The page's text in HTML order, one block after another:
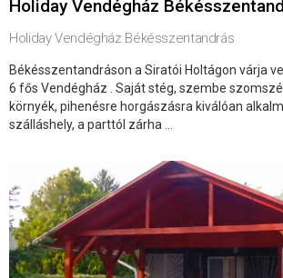
Holiday Vendégház
Holiday Vendégház Békésszentandrás
Békésszentandráson a Siratói Holtágon várja
6 fős Vendégház . Saját stég, szembe
környék, pihenésre horgászásra kiválóan
szálláshely, a parttól zárha ...